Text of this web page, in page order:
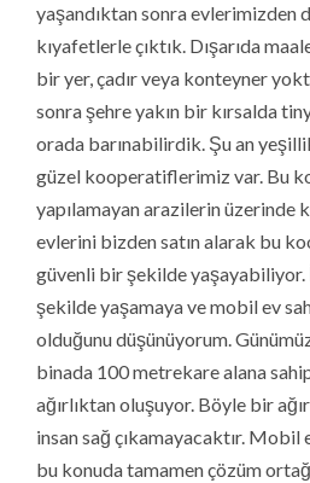
yaşandıktan sonra evlerimizden
kıyafetlerle çıktık. Dışarıda
bir yer, çadır veya konteyner
sonra şehre yakın bir kırsalda
orada barınabilirdik. Şu an
güzel kooperatiflerimiz var. Bu
yapılamayan arazilerin üzerinde
evlerini bizden satın alarak bu
güvenli bir şekilde yaşayabiliyor.
şekilde yaşamaya ve mobil ev
olduğunu düşünüyorum.
binada 100 metrekare alana
ağırlıktan oluşuyor. Böyle bir
insan sağ çıkamayacaktır. Mobil
bu konuda tamamen çözüm